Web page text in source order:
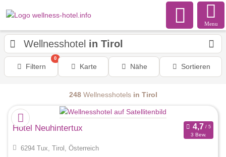
Menu
Wellnesshotel in Tirol
Filtern
0
Karte Nähe Sortieren
248Wellnesshotels in Tirol
Hotel Neuhintertux
3 Bew.
6294 Tux, Tirol, Österreich